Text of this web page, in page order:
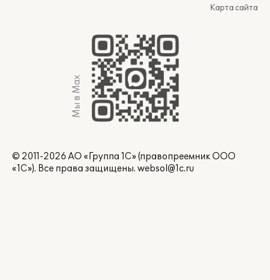
Карта сайта
Мы в Max
© 2011-2026 АО «Группа 1С» (правопреемник ООО
«1С»). Все права защищены. websol@1c.ru